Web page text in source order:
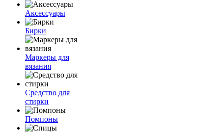
Аксессуары
Бирки
Маркеры для
вязания
Средство для
стирки
Помпоны